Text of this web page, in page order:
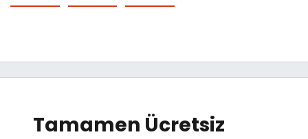
Tamamen Ücretsiz